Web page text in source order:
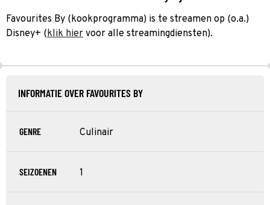
Favourites By (kookprogramma) is te streamen op (o.a.)
Disney+ (klik hier voor alle streamingdiensten).
INFORMATIE OVER FAVOURITES BY
GENRE Culinair
SEIZOENEN 1